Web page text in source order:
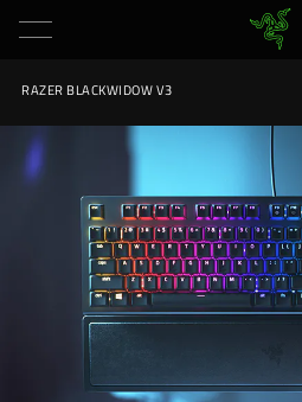
RAZER BLACKWIDOW V3